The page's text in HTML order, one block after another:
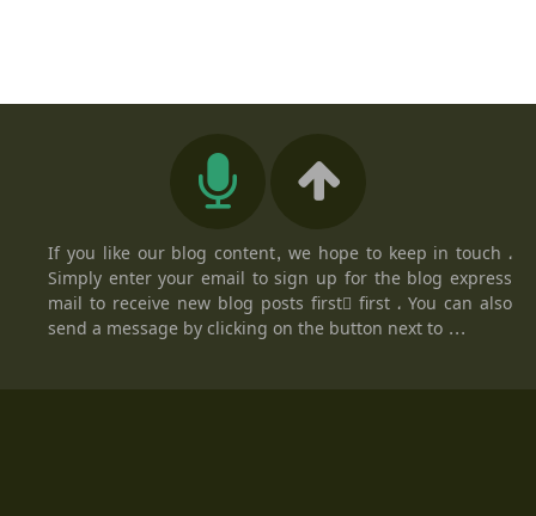
If you like our blog content, we hope to keep in touch ،
Simply enter your email to sign up for the blog express
mail to receive new blog posts firstً first ، You can also
send a message by clicking on the button next to ...